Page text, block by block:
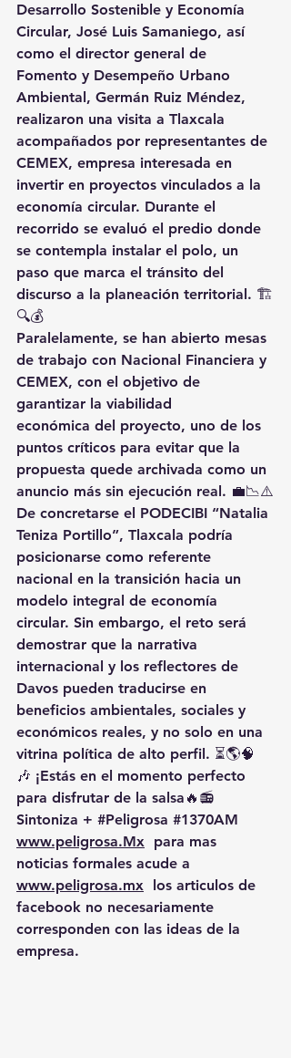
Desarrollo Sostenible y Economía
Circular, José Luis Samaniego, así
como el director general de
Fomento y Desempeño Urbano
Ambiental, Germán Ruiz Méndez,
realizaron una visita a Tlaxcala
acompañados por representantes de
CEMEX, empresa interesada en
invertir en proyectos vinculados a la
economía circular. Durante el
recorrido se evaluó el predio donde
se contempla instalar el polo, un
paso que marca el tránsito del
discurso a la planeación territorial. 🏗️
🔍💰
Paralelamente, se han abierto mesas
de trabajo con Nacional Financiera y
CEMEX, con el objetivo de
garantizar la viabilidad
económica del proyecto, uno de los
puntos críticos para evitar que la
propuesta quede archivada como un
anuncio más sin ejecución real. 💼📉⚠️
De concretarse el PODECIBI “Natalia
Teniza Portillo”, Tlaxcala podría
posicionarse como referente
nacional en la transición hacia un
modelo integral de economía
circular. Sin embargo, el reto será
demostrar que la narrativa
internacional y los reflectores de
Davos pueden traducirse en
beneficios ambientales, sociales y
económicos reales, y no solo en una
vitrina política de alto perfil. ⏳🌎🧠
🎶 ¡Estás en el momento perfecto
para disfrutar de la salsa🔥📻
Sintoniza + #Peligrosa #1370AM
www.peligrosa.Mx para mas
noticias formales acude a
www.peligrosa.mx los articulos de
facebook no necesariamente
corresponden con las ideas de la
empresa.